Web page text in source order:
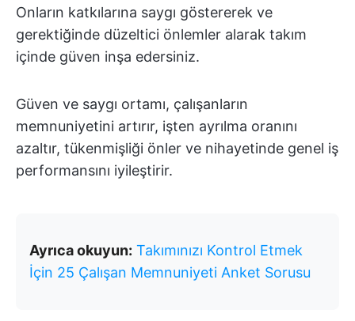
Onların katkılarına saygı göstererek ve
gerektiğinde düzeltici önlemler alarak takım
içinde güven inşa edersiniz.
Güven ve saygı ortamı, çalışanların
memnuniyetini artırır, işten ayrılma oranını
azaltır, tükenmişliği önler ve nihayetinde genel iş
performansını iyileştirir.
Ayrıca okuyun: Takımınızı Kontrol Etmek
İçin 25 Çalışan Memnuniyeti Anket Sorusu